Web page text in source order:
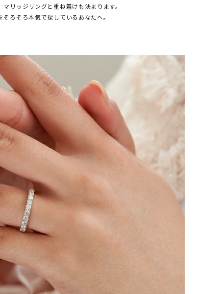
リッジリングと重ね着けも決まります。
ろそろ本気で探しているあなたへ。